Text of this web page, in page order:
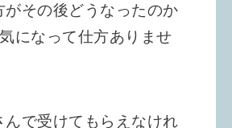
がその後どうなったのか
になって仕方ありませ
んで受けてもらえなけれ